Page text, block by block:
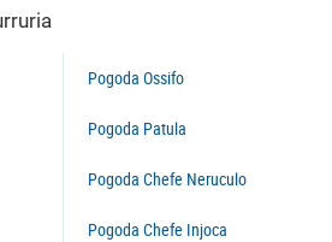
Pogoda Ossifo
Pogoda Patula
Pogoda Chefe Neruculo
Pogoda Chefe Injoca